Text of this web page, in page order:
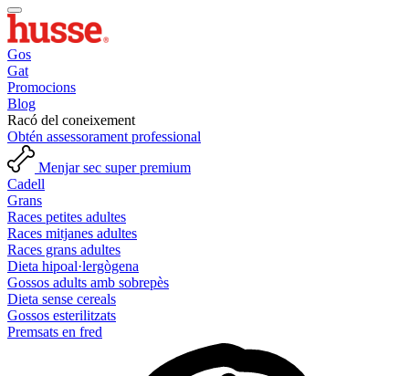
Gos
Gat
Promocions
Blog
Racó del coneixement
Obtén assessorament professional
Menjar sec super premium
Cadell
Grans
Races petites adultes
Races mitjanes adultes
Races grans adultes
Dieta hipoal·lergògena
Gossos adults amb sobrepès
Dieta sense cereals
Gossos esterilitzats
Premsats en fred